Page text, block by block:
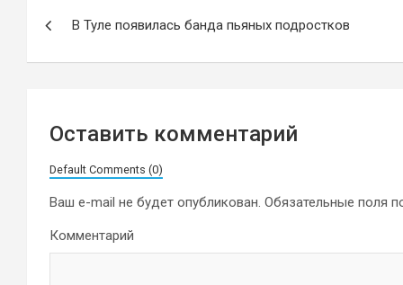
В Туле появилась банда пьяных подростков
Оставить комментарий
Default Comments (0)
Ваш e-mail не будет опубликован. Обязательные поля
Комментарий